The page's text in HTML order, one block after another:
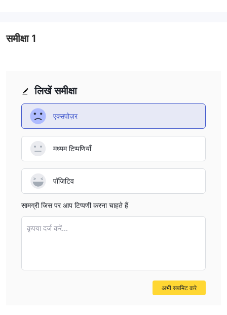
लिखें समीक्षा
एक्सपोज़र
मध्यम टिप्पणियाँ
पॉजिटिव
सामग्री जिस पर आप टिप्पणी करना चाहते हैं
कृपया दर्ज करें...
अभी सबमिट करे
समीक्षा1